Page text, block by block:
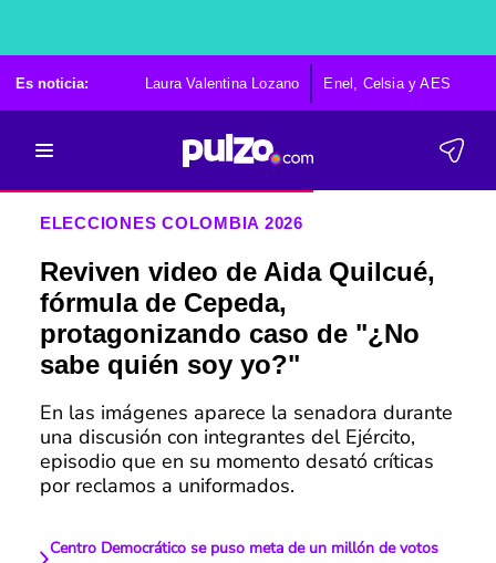
Es noticia: Laura Valentina Lozano Enel, Celsia y AES
ELECCIONES COLOMBIA 2026
Reviven video de Aida Quilcué,
fórmula de Cepeda,
protagonizando caso de "¿No
sabe quién soy yo?"
En las imágenes aparece la senadora durante
una discusión con integrantes del Ejército,
episodio que en su momento desató críticas
por reclamos a uniformados.
Centro Democrático se puso meta de un millón de votos